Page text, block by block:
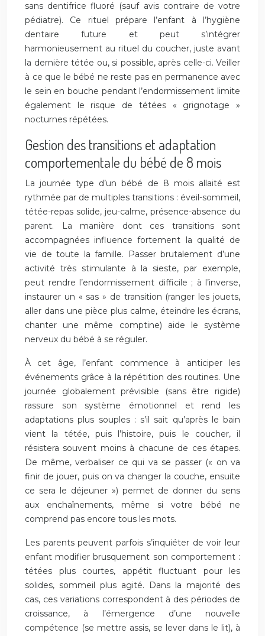
sans dentifrice fluoré (sauf avis contraire de votre
pédiatre). Ce rituel prépare l’enfant à l’hygiène
dentaire future et peut s’intégrer
harmonieusement au rituel du coucher, juste avant
la dernière tétée ou, si possible, après celle-ci. Veiller
à ce que le bébé ne reste pas en permanence avec
le sein en bouche pendant l’endormissement limite
également le risque de tétées « grignotage »
nocturnes répétées.
Gestion des transitions et adaptation
comportementale du bébé de 8 mois
La journée type d’un bébé de 8 mois allaité est
rythmée par de multiples transitions : éveil-sommeil,
tétée-repas solide, jeu-calme, présence-absence du
parent. La manière dont ces transitions sont
accompagnées influence fortement la qualité de
vie de toute la famille. Passer brutalement d’une
activité très stimulante à la sieste, par exemple,
peut rendre l’endormissement difficile ; à l’inverse,
instaurer un « sas » de transition (ranger les jouets,
aller dans une pièce plus calme, éteindre les écrans,
chanter une même comptine) aide le système
nerveux du bébé à se réguler.
À cet âge, l’enfant commence à anticiper les
événements grâce à la répétition des routines. Une
journée globalement prévisible (sans être rigide)
rassure son système émotionnel et rend les
adaptations plus souples : s’il sait qu’après le bain
vient la tétée, puis l’histoire, puis le coucher, il
résistera souvent moins à chacune de ces étapes.
De même, verbaliser ce qui va se passer (« on va
finir de jouer, puis on va changer la couche, ensuite
ce sera le déjeuner ») permet de donner du sens
aux enchaînements, même si votre bébé ne
comprend pas encore tous les mots.
Les parents peuvent parfois s’inquiéter de voir leur
enfant modifier brusquement son comportement :
tétées plus courtes, appétit fluctuant pour les
solides, sommeil plus agité. Dans la majorité des
cas, ces variations correspondent à des périodes de
croissance, à l’émergence d’une nouvelle
compétence (se mettre assis, se lever dans le lit), à